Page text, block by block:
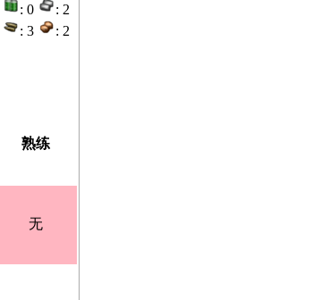
: 0
: 2
: 3
: 2
熟练
无